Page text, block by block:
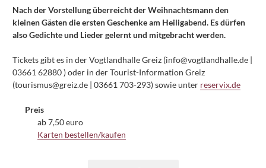
Nach der Vorstellung überreicht der Weihnachtsmann den
kleinen Gästen die ersten Geschenke am Heiligabend. Es dürfen
also Gedichte und Lieder gelernt und mitgebracht werden.
Tickets gibt es in der Vogtlandhalle Greiz (info@vogtlandhalle.de |
03661 62880 ) oder in der Tourist-Information Greiz
(tourismus@greiz.de | 03661 703-293) sowie unter reservix.de
Preis
ab 7,50 euro
Karten bestellen/kaufen